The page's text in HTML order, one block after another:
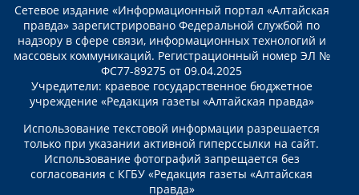
Сетевое издание «Информационный портал «Алтайская
правда» зарегистрировано Федеральной службой по
надзору в сфере связи, информационных технологий и
массовых коммуникаций. Регистрационный номер ЭЛ №
ФС77-89275 от 09.04.2025
Учредители: краевое государственное бюджетное
учреждение «Редакция газеты «Алтайская правда»
Использование текстовой информации разрешается
только при указании активной гиперссылки на сайт.
Использование фотографий запрещается без
согласования с КГБУ «Редакция газеты «Алтайская
правда»